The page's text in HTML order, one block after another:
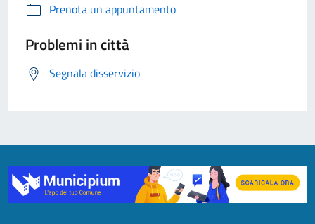
Prenota un appuntamento
Problemi in città
Segnala disservizio